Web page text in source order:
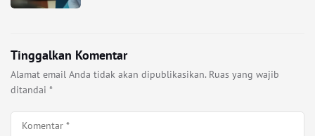
Tinggalkan Komentar
Alamat email Anda tidak akan dipublikasikan. Ruas yang wajib
ditandai *